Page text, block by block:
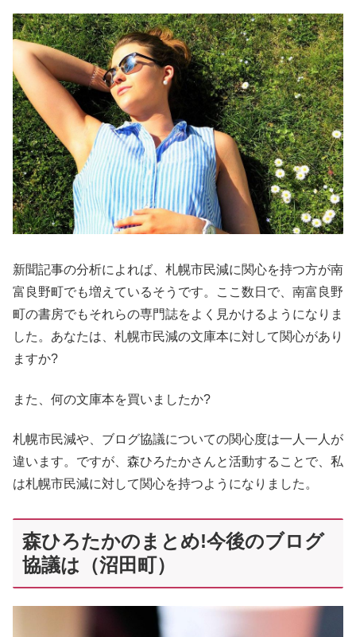
新聞記事の分析によれば、札幌市民減に関心を持つ方が南
富良野町でも増えているそうです。ここ数日で、南富良野
町の書房でもそれらの専門誌をよく見かけるようになりま
した。あなたは、札幌市民減の文庫本に対して関心があり
ますか?
また、何の文庫本を買いましたか?
札幌市民減や、ブログ協議についての関心度は一人一人が
違います。ですが、森ひろたかさんと活動することで、私
は札幌市民減に対して関心を持つようになりました。
森ひろたかのまとめ!今後のブログ
協議は（沼田町）